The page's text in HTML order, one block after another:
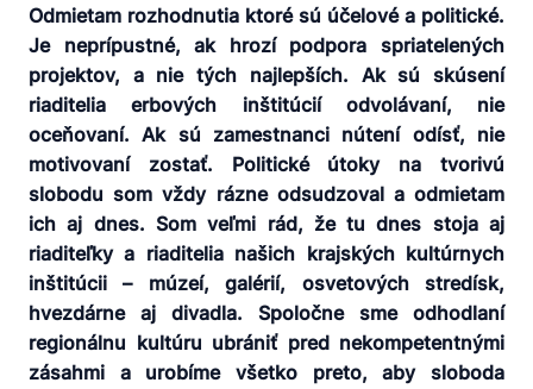
Odmietam rozhodnutia ktoré sú účelové a politické.
Je neprípustné, ak hrozí podpora spriatelených
projektov, a nie tých najlepších. Ak sú skúsení
riaditelia erbových inštitúcií odvolávaní, nie
oceňovaní. Ak sú zamestnanci nútení odísť, nie
motivovaní zostať. Politické útoky na tvorivú
slobodu som vždy rázne odsudzoval a odmietam
ich aj dnes. Som veľmi rád, že tu dnes stoja aj
riaditeľky a riaditelia našich krajských kultúrnych
inštitúcii – múzeí, galérií, osvetových stredísk,
hvezdárne aj divadla. Spoločne sme odhodlaní
regionálnu kultúru ubrániť pred nekompetentnými
zásahmi a urobíme všetko preto, aby sloboda